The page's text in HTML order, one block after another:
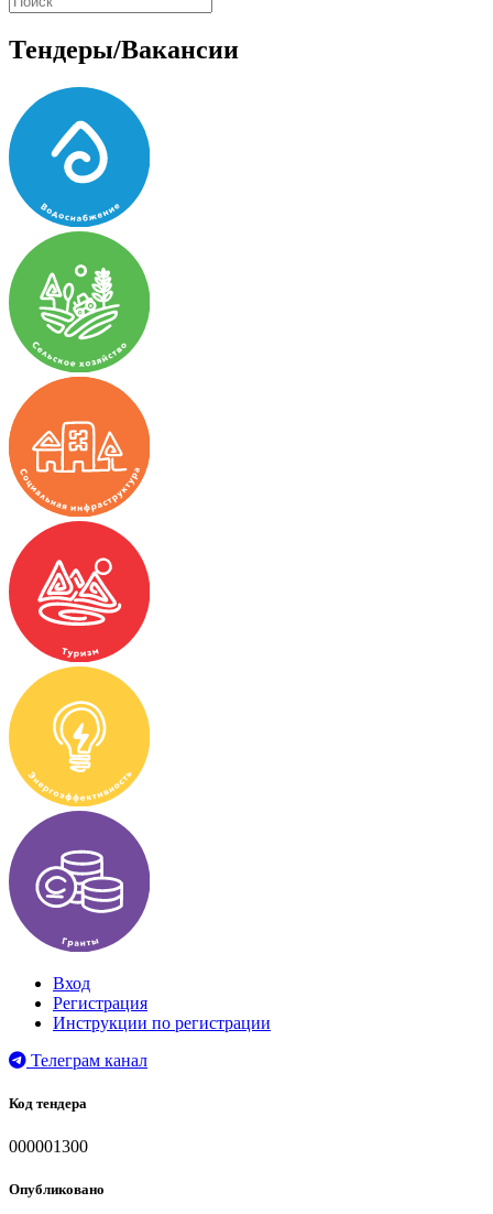
Тендеры/Вакансии
Вход
Регистрация
Инструкции по регистрации
Телеграм канал
Код тендера
000001300
Опубликовано